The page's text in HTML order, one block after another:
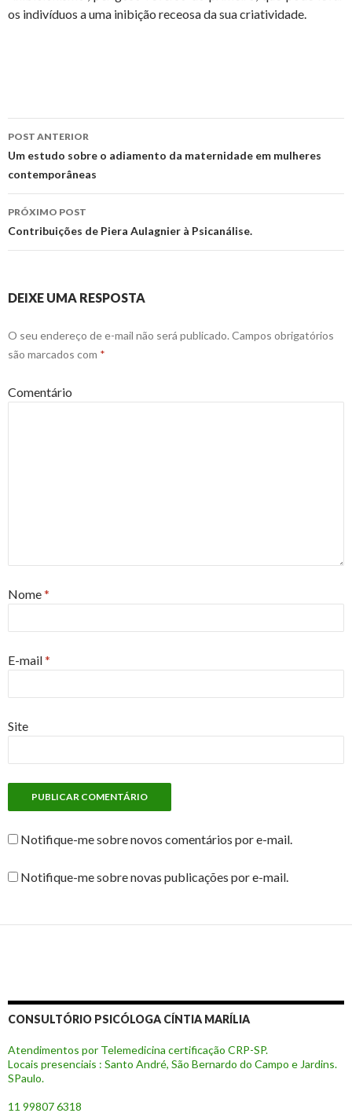
os indivíduos a uma inibição receosa da sua criatividade.
Navegação
de
posts
POST ANTERIOR
Um estudo sobre o adiamento da maternidade em mulheres
contemporâneas
PRÓXIMO POST
Contribuições de Piera Aulagnier à Psicanálise.
DEIXE UMA RESPOSTA
O seu endereço de e-mail não será publicado. Campos obrigatórios
são marcados com *
Comentário
Nome*
E-mail*
Site
Notifique-me sobre novos comentários por e-mail.
Notifique-me sobre novas publicações por e-mail.
CONSULTÓRIO PSICÓLOGA CÍNTIA MARÍLIA
Atendimentos por Telemedicina certificação CRP-SP.
Locais presenciais : Santo André, São Bernardo do Campo e Jardins.
SPaulo.
11 99807 6318